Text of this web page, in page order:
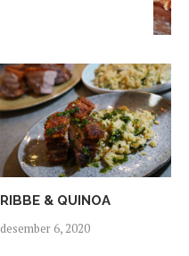
RIBBE & QUINOA
desember 6, 2020